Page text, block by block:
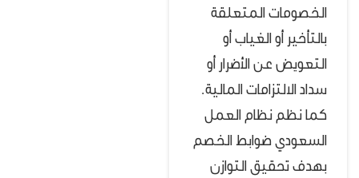
الخصومات المتعلقة
بالتأخير أو الغياب أو
التعويض عن الأضرار أو
سداد الالتزامات المالية.
كما نظم نظام العمل
السعودي ضوابط الخصم
بهدف تحقيق التوازن